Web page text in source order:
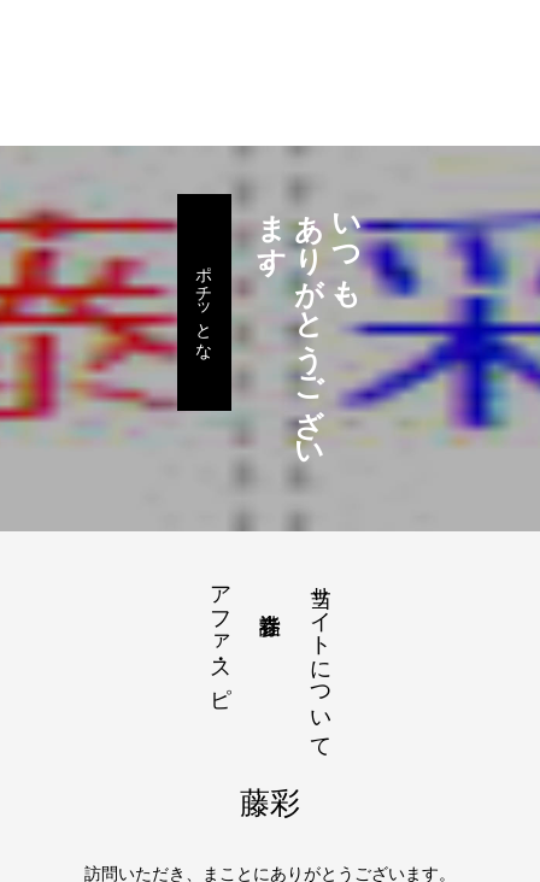
いつも、
あ
り
が
と
う
ご
ざ
い
ま
す
。
ポチッとな
当サイトについて
アファ・スピ
藤彩
訪問いただき、まことにありがとうございます。